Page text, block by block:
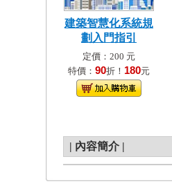
建築智慧化系統規
劃入門指引
定價：200 元
特價： 90折！ 180元
| 內容簡介 |